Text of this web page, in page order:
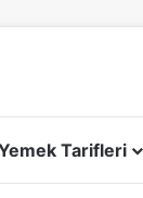
Tarifleri